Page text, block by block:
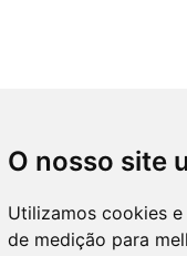
O nosso site
Utilizamos cookies
de medição para